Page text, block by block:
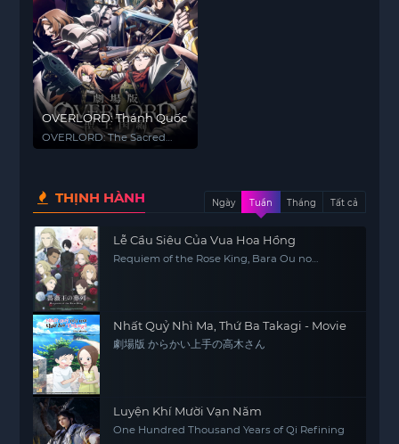
OVERLORD: Thánh Quốc
OVERLORD: The Sacred
THỊNH HÀNH Ngày Tuần Tháng Tất cả
Lễ Cầu Siêu Của Vua Hoa Hồng
Requiem of the Rose King, Bara Ou no
Nhất Quỷ Nhì Ma, Thứ Ba Takagi - Movie
劇場版 からかい上手の高木さん
Luyện Khí Mười Vạn Năm
One Hundred Thousand Years of Qi Refining